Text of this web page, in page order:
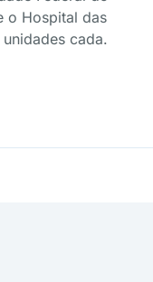
o Hospital das
cada.